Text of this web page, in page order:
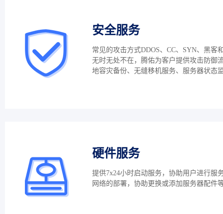
安全服务
常见的攻击方式DDOS、CC、SYN、黑客
无时无处不在，腾佑为客户提供攻击防御
地容灾备份、无缝移机服务、服务器状态
硬件服务
提供7x24小时启动服务，协助用户进行服
网络的部署，协助更换或添加服务器配件